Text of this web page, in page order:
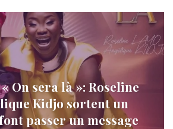
On sera là »: Roseline
Kidjo sortent un
passer un message